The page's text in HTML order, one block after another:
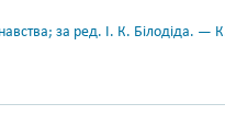
за ред. І. К. Білодіда. —